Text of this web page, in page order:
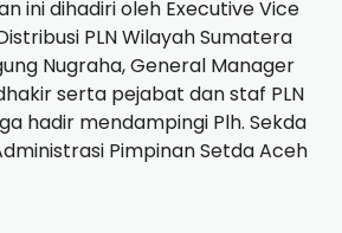
ini dihadiri oleh Executive Vice
PLN Wilayah Sumatera
Nugraha, General Manager
serta pejabat dan staf PLN
hadir mendampingi Plh. Sekda
Pimpinan Setda Aceh